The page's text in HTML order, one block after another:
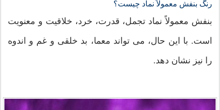
رنگ بنفش معمولاً نماد چیست؟
بنفش معمولاً نماد تجمل، قدرت، خرد، خلاقیت و معنویت
است. با این حال، می تواند معما، بد خلقی و غم و اندوه
را نیز نشان دهد.